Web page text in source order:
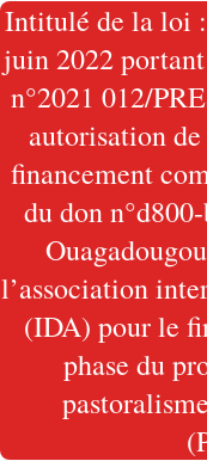
Intitulé de la loi
juin 2022
n°2021 012/
autorisation
financement
du don
l’association
(IDA) pour le
phase du